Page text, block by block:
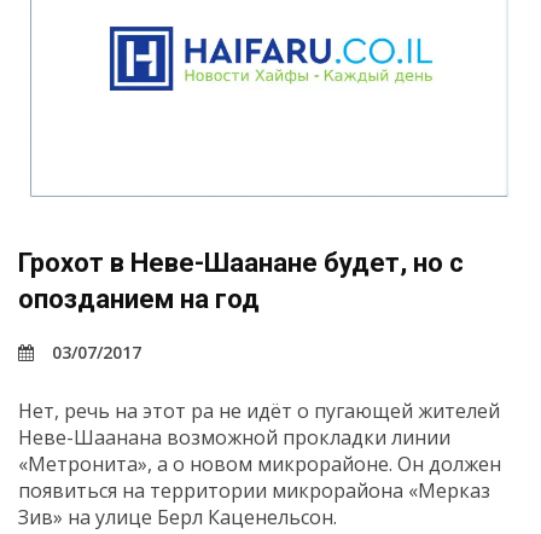
Грохот в Неве-Шаанане будет, но с
опозданием на год
03/07/2017
Нет, речь на этот ра не идёт о пугающей жителей
Неве-Шаанана возможной прокладки линии
«Метронита», а о новом микрорайоне. Он должен
появиться на территории микрорайона «Мерказ
Зив» на улице Берл Каценельсон.